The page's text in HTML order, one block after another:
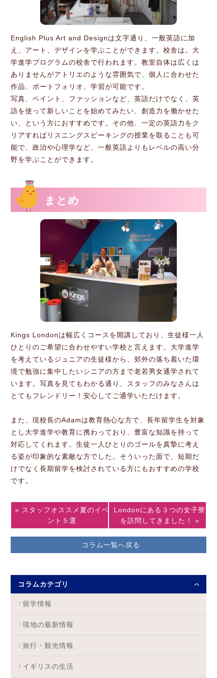
English Plus Art and Designは文字通り、一般英語に加
え、アート、デザインを学ぶことができます。校舎は。大
学進学プログラムの校舎で行われます。教室自体は広くは
ありませんがアトリエのような雰囲気で、個人に合わせた
作品、ポートフォリオ、学習が可能です。
写真、ペイント、ファッションなど、英語だけでなく、英
語を使って新しいことを始めてみたい、創造力を働かせた
い、という方におすすめです。その他、一定の英語力をク
リアすればリスニングスピーキングの授業を取ることも可
能で、政治や心理学など、一般英語よりもレベルの高い分
野を学ぶことができます。
まとめ
Kings Londonは幅広くコースを開講しており、生徒様一人
ひとりのご希望に合わせやすい学校と言えます。大学進学
を考えているジュニアの生徒様から、郊外の落ち着いた環
境で勉強に集中したいシニアの方まで老若男女通学されて
います。写真を見てもわかる通り、スタッフのみなさんは
とてもフレンドリー！安心してご通学いただけます。
また、現校長のAdamは教育熱心な方で、長年留学生を対象
とし大学進学や教育に携わっており、豊富な知識を持って
対応してくれます。生徒一人ひとりのゴールを真摯に考え
る姿が印象的な素敵な方でした。そういった面で、短期だ
けでなく長期留学を検討されている方にもおすすめの学校
です。
« スタッフオススメ夏のイベ
ント５選
コラム一覧へ戻る
Londonにある３つの女子寮
を訪問してきました！ »
コラムカテゴリ
留学情報
現地の最新情報
旅行・観光情報
イギリスの生活